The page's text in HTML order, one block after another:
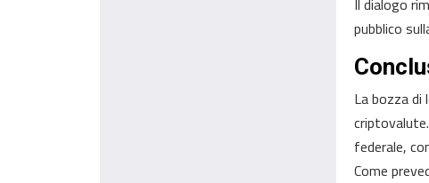
Il dialogo
pubblico
La bozza di
federale,
Come